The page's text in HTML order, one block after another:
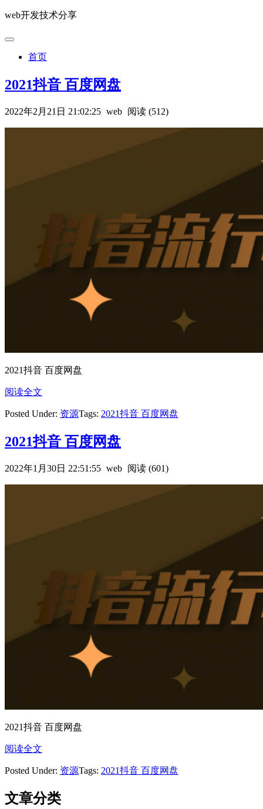
web开发技术分享
首页
2021抖音 百度网盘
2022年2月21日 21:02:25 web 阅读 (512)
2021抖音 百度网盘
阅读全文
Posted Under: 资源Tags: 2021抖音 百度网盘
2021抖音 百度网盘
2022年1月30日 22:51:55 web 阅读 (601)
2021抖音 百度网盘
阅读全文
Posted Under: 资源Tags: 2021抖音 百度网盘
文章分类